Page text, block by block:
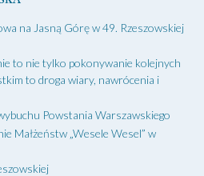
na Jasną Górę w 49. Rzeszowskiej
to nie tylko pokonywanie kolejnych
to droga wiary, nawrócenia i
Powstania Warszawskiego
Małżeństw „Wesele Wesel” w